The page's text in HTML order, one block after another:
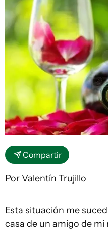
Compartir
Por Valentín Trujillo
Esta situación me
casa de un amigo de mi